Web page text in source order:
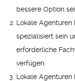
bessere Option
Lokale Agenturen
spezialisiert sein
erforderliche
verfügen.
Lokale Agenturen